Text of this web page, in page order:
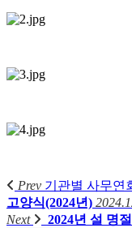
Prev 기관별 사무연
고양식(2024년)
Next
2024년 설 명